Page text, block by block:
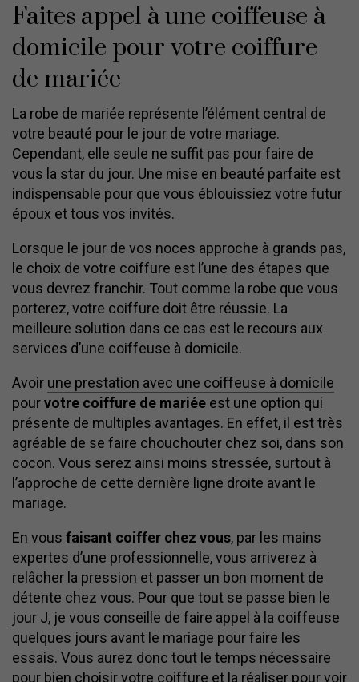
Faites appel à une coiffeuse à
domicile pour votre coiffure
de mariée
La robe de mariée représente l’élément central de
votre beauté pour le jour de votre mariage.
Cependant, elle seule ne suffit pas pour faire de
vous la star du jour. Une mise en beauté parfaite est
indispensable pour que vous éblouissiez votre futur
époux et tous vos invités.
Lorsque le jour de vos noces approche à grands pas,
le choix de votre coiffure est l’une des étapes que
vous devrez franchir. Tout comme la robe que vous
porterez, votre coiffure doit être réussie. La
meilleure solution dans ce cas est le recours aux
services d’une coiffeuse à domicile.
Avoir une prestation avec une coiffeuse à domicile
pourvotre coiffure de mariée est une option qui
présente de multiples avantages. En effet, il est très
agréable de se faire chouchouter chez soi, dans son
cocon. Vous serez ainsi moins stressée, surtout à
l’approche de cette dernière ligne droite avant le
mariage.
En vous faisant coiffer chez vous, par les mains
expertes d’une professionnelle, vous arriverez à
relâcher la pression et passer un bon moment de
détente chez vous. Pour que tout se passe bien le
jour J, je vous conseille de faire appel à la coiffeuse
quelques jours avant le mariage pour faire les
essais. Vous aurez donc tout le temps nécessaire
pour bien choisir votre coiffure et la réaliser pour voir